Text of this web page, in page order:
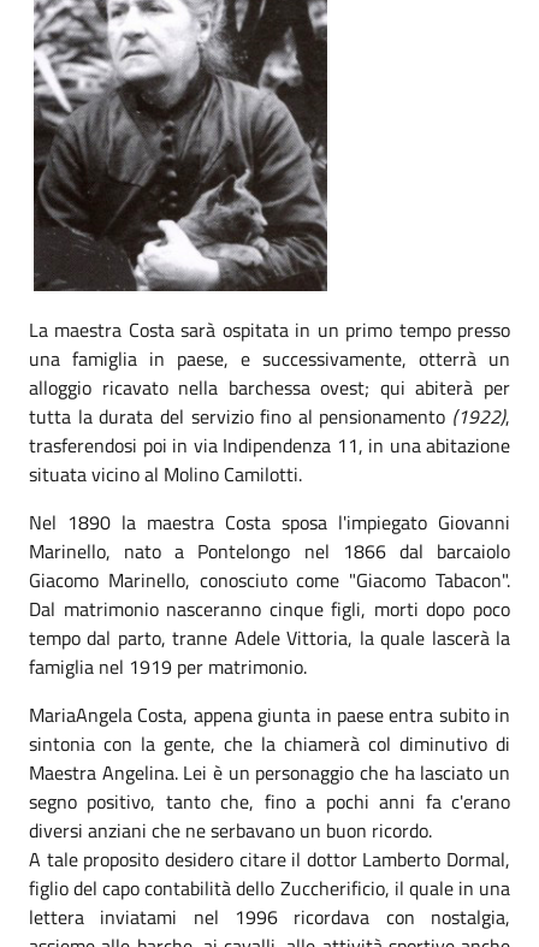
La maestra Costa sarà ospitata in un primo tempo presso
una famiglia in paese, e successivamente, otterrà un
alloggio ricavato nella barchessa ovest; qui abiterà per
tutta la durata del servizio fino al pensionamento (1922),
trasferendosi poi in via Indipendenza 11, in una abitazione
situata vicino al Molino Camilotti.
Nel 1890 la maestra Costa sposa l'impiegato Giovanni
Marinello, nato a Pontelongo nel 1866 dal barcaiolo
Giacomo Marinello, conosciuto come "Giacomo Tabacon".
Dal matrimonio nasceranno cinque figli, morti dopo poco
tempo dal parto, tranne Adele Vittoria, la quale lascerà la
famiglia nel 1919 per matrimonio.
MariaAngela Costa, appena giunta in paese entra subito in
sintonia con la gente, che la chiamerà col diminutivo di
Maestra Angelina. Lei è un personaggio che ha lasciato un
segno positivo, tanto che, fino a pochi anni fa c'erano
diversi anziani che ne serbavano un buon ricordo.
A tale proposito desidero citare il dottor Lamberto Dormal,
figlio del capo contabilità dello Zuccherificio, il quale in una
lettera inviatami nel 1996 ricordava con nostalgia,